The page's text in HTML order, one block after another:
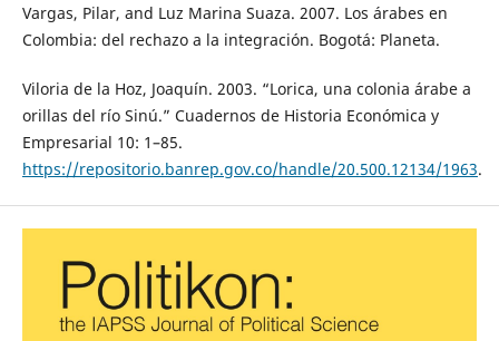
Vargas, Pilar, and Luz Marina Suaza. 2007. Los árabes en
Colombia: del rechazo a la integración. Bogotá: Planeta.
Viloria de la Hoz, Joaquín. 2003. “Lorica, una colonia árabe a
orillas del río Sinú.” Cuadernos de Historia Económica y
Empresarial 10: 1–85.
https://repositorio.banrep.gov.co/handle/20.500.12134/1963.